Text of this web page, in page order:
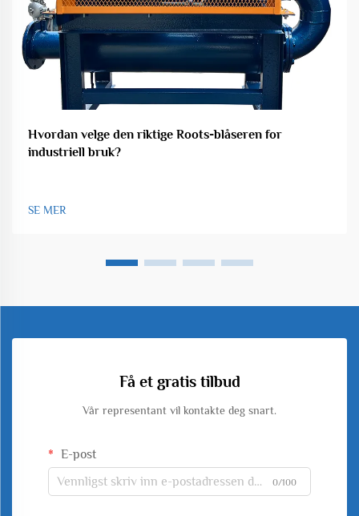
Hvordan velge den riktige Roots-blåseren for
industriell bruk?
SE MER
Få et gratis tilbud
Vår representant vil kontakte deg snart.
E-post
0/100